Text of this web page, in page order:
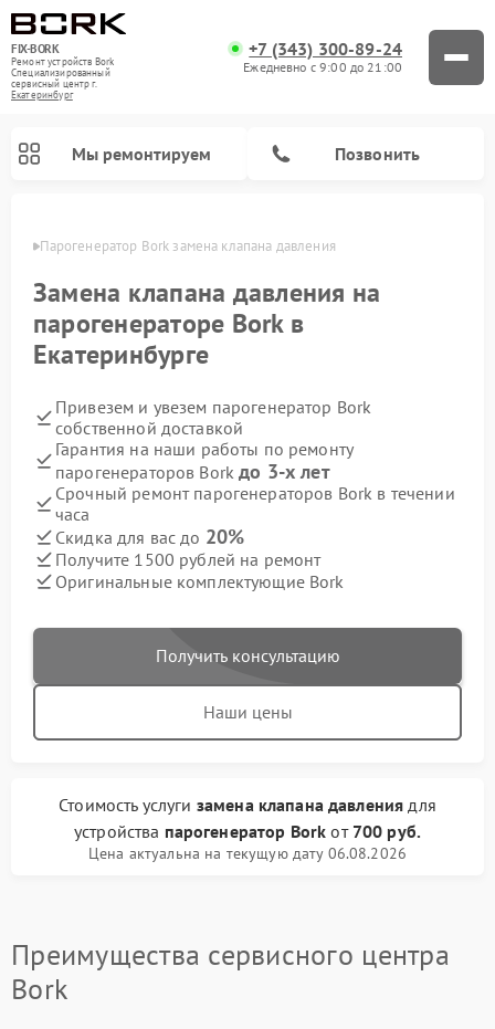
FIX-BORK
Ремонт устройств Bork
Специализированный
cервисный центр г.
Екатеринбург
+7 (343) 300-89-24
Ежедневно с 9:00 до 21:00
Мы ремонтируем Позвонить
Парогенератор Bork замена клапана давления
Замена клапана давления на
парогенераторе Bork в
Екатеринбурге
Привезем и увезем парогенератор Bork
собственной доставкой
Гарантия на наши работы по ремонту
парогенераторов Borkдо 3-х лет
Срочный ремонт парогенераторов Bork в течении
часа
Скидка для вас до 20%
Получите 1500 рублей на ремонт
Оригинальные комплектующие Bork
Получить консультацию
Наши цены
Стоимость услуги замена клапана давления для
устройства парогенератор Bork от 700 руб.
Цена актуальна на текущую дату 06.08.2026
Преимущества сервисного центра
Bork